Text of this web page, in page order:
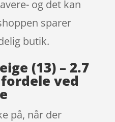
og det kan
sparer
butik.
(13) – 2.7
ved
på, når der